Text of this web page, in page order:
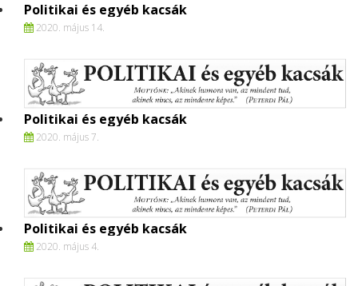
Politikai és egyéb kacsák
2020. május 14.
Politikai és egyéb kacsák
2020. május 7.
Politikai és egyéb kacsák
2020. május 4.